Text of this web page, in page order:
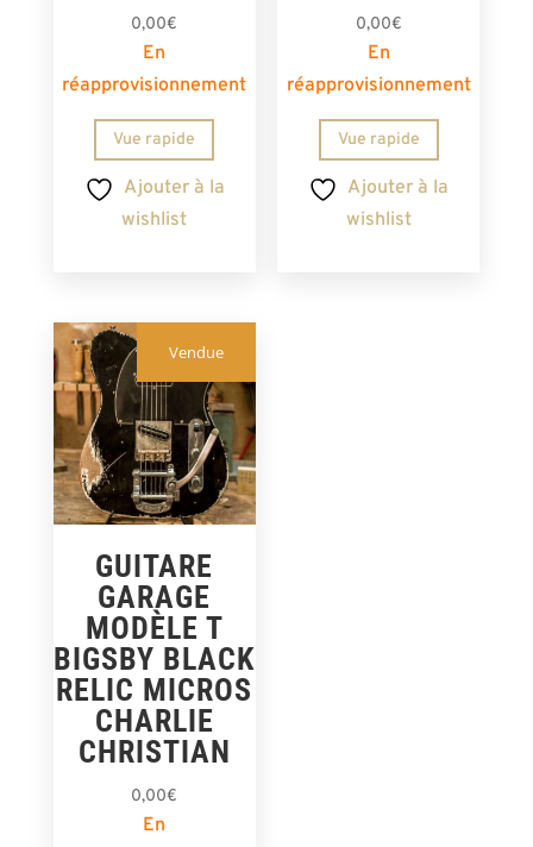
0,00€
En
réapprovisionnement
Vue rapide
Ajouter à la
wishlist
0,00€
En
réapprovisionnement
Vue rapide
Ajouter à la
wishlist
Vendue
GUITARE
GARAGE
MODÈLE T
BIGSBY BLACK
RELIC MICROS
CHARLIE
CHRISTIAN
0,00€
En